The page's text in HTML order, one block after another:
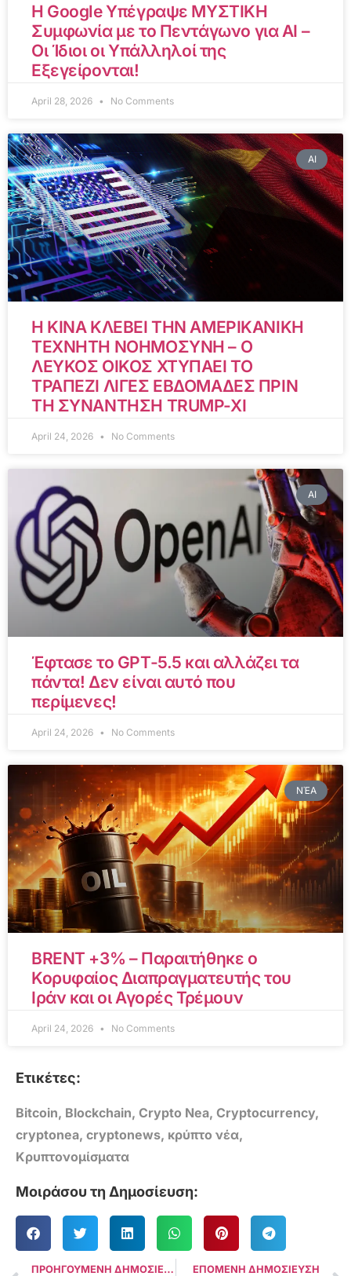
Η Google Υπέγραψε ΜΥΣΤΙΚΗ
Συμφωνία με το Πεντάγωνο για AI –
Οι Ίδιοι οι Υπάλληλοί της
Εξεγείρονται!
April 28, 2026 No Comments
AI
Η ΚΙΝΑ ΚΛΕΒΕΙ ΤΗΝ ΑΜΕΡΙΚΑΝΙΚΗ
ΤΕΧΝΗΤΗ ΝΟΗΜΟΣΥΝΗ – Ο
ΛΕΥΚΟΣ ΟΙΚΟΣ ΧΤΥΠΑΕΙ ΤΟ
ΤΡΑΠΕΖΙ ΛΙΓΕΣ ΕΒΔΟΜΑΔΕΣ ΠΡΙΝ
ΤΗ ΣΥΝΑΝΤΗΣΗ TRUMP-XI
April 24, 2026 No Comments
AI
Έφτασε το GPT-5.5 και αλλάζει τα
πάντα! Δεν είναι αυτό που
περίμενες!
April 24, 2026 No Comments
ΝΈΑ
BRENT +3% – Παραιτήθηκε ο
Κορυφαίος Διαπραγματευτής του
Ιράν και οι Αγορές Τρέμουν
April 24, 2026 No Comments
Ετικέτες:
Bitcoin, Blockchain, Crypto Nea, Cryptocurrency,
cryptonea, cryptonews, κρύπτο νέα,
Κρυπτονομίσματα
Μοιράσου τη Δημοσίευση:
ΠΡΟΗΓΟΥΜΕΝΗ ΔΗΜΟΣΙΕΥΣΗ ΕΠΟΜΕΝΗ ΔΗΜΟΣΙΕΥΣΗ